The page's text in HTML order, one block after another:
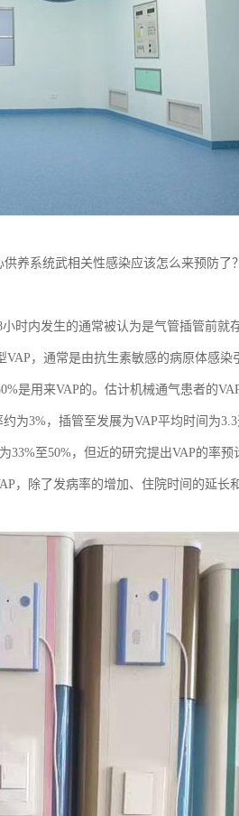
养系统武相关性感染应该怎么来预防了
时内发生的通常被认为是气管插管前就
，通常是由抗生素敏感的病原体感染
是用来VAP的。估计机械通气患者的
3%，插管至发展为VAP平均时间为
至50%，但近的研究提出VAP的率预
，除了发病率的增加、住院时间的延长